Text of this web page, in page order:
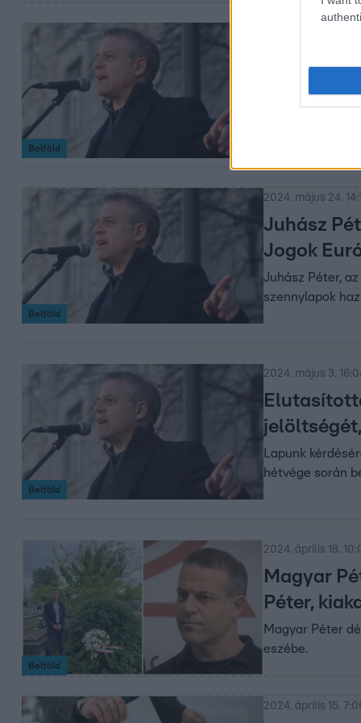
Belföld
vinné az
Megválasztása
Belföld
2024. május 24.
Juhász
Jogok
Juhász Péter,
szennylapok
Belföld
2024. május 3.
Lapunk
hétvége során
Belföld
2024. április 18.
Magyar
Péter,
Magyar Péter
eszébe.
2024. április 15.